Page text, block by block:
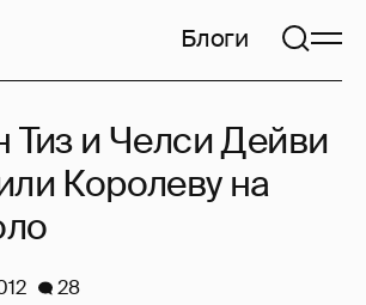
Блоги
Тиз и Челси Дейви
Королеву на
28